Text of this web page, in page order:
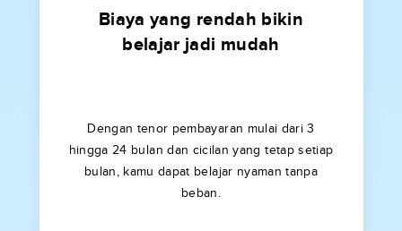
Biaya yang rendah bikin
belajar jadi mudah
Dengan tenor pembayaran mulai dari 3
hingga 24 bulan dan cicilan yang tetap setiap
bulan, kamu dapat belajar nyaman tanpa
beban.